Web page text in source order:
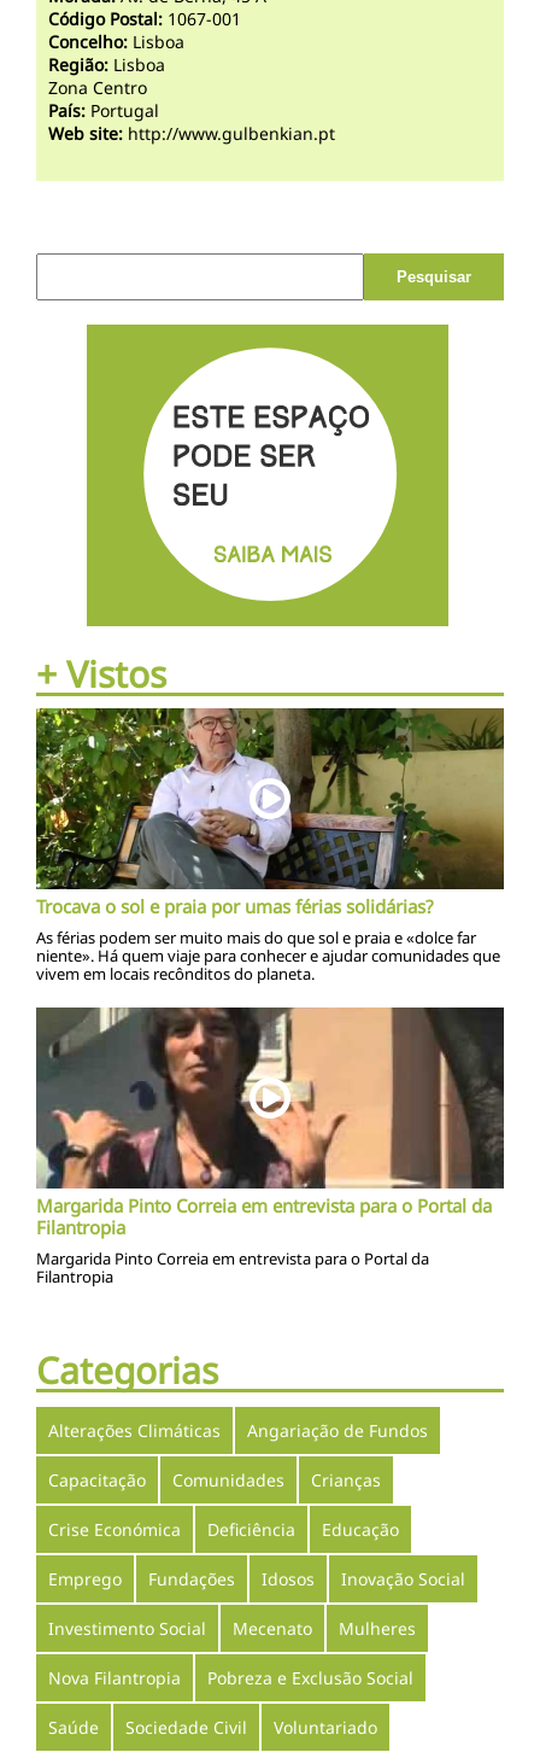
Código Postal: 1067-001
Concelho: Lisboa
Região: Lisboa
Zona Centro
País: Portugal
Web site: http://www.gulbenkian.pt
Pesquisar por:
+ Vistos
Trocava o sol e praia por umas férias solidárias?
As férias podem ser muito mais do que sol e praia e «dolce far
niente». Há quem viaje para conhecer e ajudar comunidades que
vivem em locais recônditos do planeta.
Margarida Pinto Correia em entrevista para o Portal da
Filantropia
Margarida Pinto Correia em entrevista para o Portal da
Filantropia
Categorias
Alterações Climáticas Angariação de Fundos
Capacitação Comunidades Crianças
Crise Económica Deficiência Educação
Emprego Fundações Idosos Inovação Social
Investimento Social Mecenato Mulheres
Nova Filantropia Pobreza e Exclusão Social
Saúde Sociedade Civil Voluntariado